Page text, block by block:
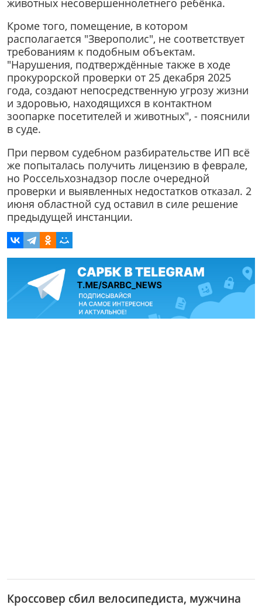
Кроме того, помещение, в котором
располагается "Зверополис", не соответствует
требованиям к подобным объектам.
"Нарушения, подтверждённые также в ходе
прокурорской проверки от 25 декабря 2025
года, создают непосредственную угрозу жизни
и здоровью, находящихся в контактном
зоопарке посетителей и животных", - пояснили
в суде.
При первом судебном разбирательстве ИП всё
же попыталась получить лицензию в феврале,
но Россельхознадзор после очередной
проверки и выявленных недостатков отказал. 2
июня областной суд оставил в силе решение
предыдущей инстанции.
Кроссовер сбил велосипедиста, мужчина